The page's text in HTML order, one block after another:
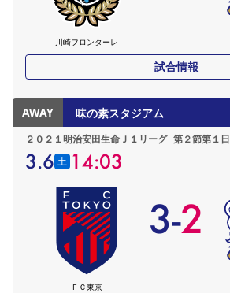
川崎フロンターレ
試合情報
AWAY 味の素スタジアム
２０２１明治安田生命Ｊ１リーグ 第２節第１日
3.6 土 14:03
ＦＣ東京
3-2